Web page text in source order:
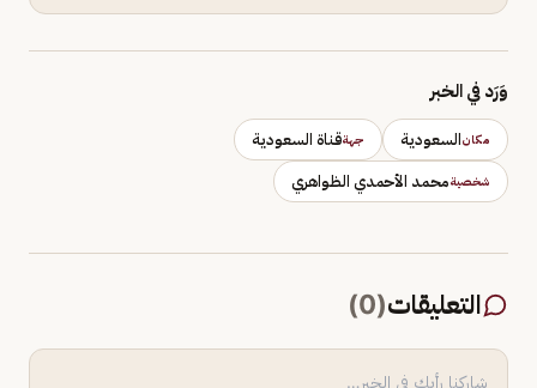
وَرَد في الخبر
مكانالسعودية جهةقناة السعودية
شخصيةمحمد الأحمدي الظواهري
التعليقات(
0
)